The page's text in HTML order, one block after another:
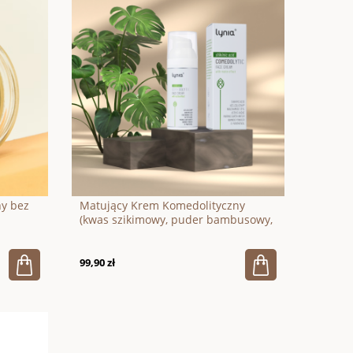
bez
Matujący Krem Komedolityczny
(kwas szikimowy, puder bambusowy,
99,90 zł